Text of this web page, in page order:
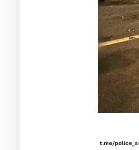
t.me/